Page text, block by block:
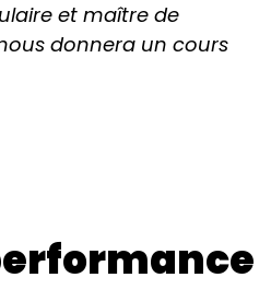
et maître de
donnera un cours